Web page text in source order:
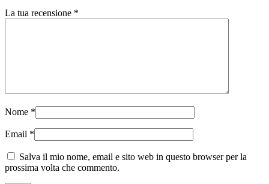
La tua recensione *
Nome *
Email *
Salva il mio nome, email e sito web in questo browser per la
prossima volta che commento.